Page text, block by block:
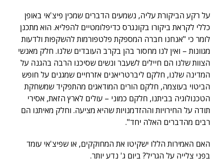
על רקע הביקורת עליה, נשמעים הדברים שמכין פיצ'אי באופן
כללי לקראת ביקורו בקונגרס כדיפלומטיים להפליא. הוא מתכנן
לומר כי "אנחנו חברה המספקת פלטפורמות להשקפות ולדעות
מגוונות – ואין לנו מחסור בהן בקרב העובדים שלנו. חלק מאנשי
הצוות שלנו הם חיילים לשעבר ונשים שסיכנו הרבה בהגנה על
המדינה שלנו, חלקם ליברטריאנים אזרחיים שמגנים על חופש
הביטוי בעוצמה, חלקם הורים המודאגים מהתפקיד שמשחקת
הטכנולוגיה בביתנו, חלקם כמוני – עולים לארץ הזאת, אסירי
תודה על החירויות וההזדמנויות שהיא מציעה. וחלק מאיתנו הם
רבים מהדברים האלה יחד".
האם האמירות הללו ישקיטו את המחוקקים, או שפיצ'אי עומד
בפני צלייה על הגריל? ביום ג' נדע יותר.